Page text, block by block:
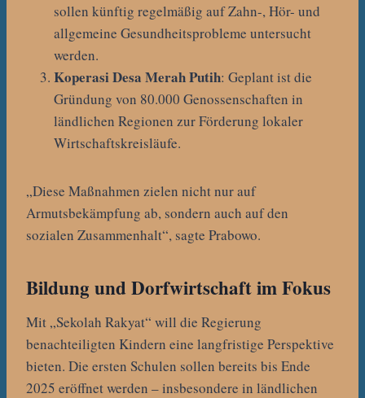
sollen künftig regelmäßig auf Zahn-, Hör- und
allgemeine Gesundheitsprobleme untersucht
werden.
Koperasi Desa Merah Putih: Geplant ist die
Gründung von 80.000 Genossenschaften in
ländlichen Regionen zur Förderung lokaler
Wirtschaftskreisläufe.
„Diese Maßnahmen zielen nicht nur auf
Armutsbekämpfung ab, sondern auch auf den
sozialen Zusammenhalt“, sagte Prabowo.
Bildung und Dorfwirtschaft im Fokus
Mit „Sekolah Rakyat“ will die Regierung
benachteiligten Kindern eine langfristige Perspektive
bieten. Die ersten Schulen sollen bereits bis Ende
2025 eröffnet werden – insbesondere in ländlichen